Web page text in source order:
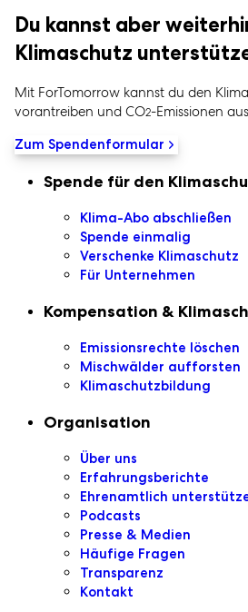
Du kannst aber
Klimaschutz
Mit ForTomorrow kannst du den
vorantreiben und CO2-Emissionen
Zum Spendenformular
Sekundaire Navigation
Spende für den
Klima-Abo abschließen
Spende einmalig
Verschenke Klimaschutz
Für Unternehmen
Kompensation &
Emissionsrechte löschen
Mischwälder aufforsten
Klimaschutzbildung
Organisation
Über uns
Erfahrungsberichte
Ehrenamtlich
Podcasts
Presse & Medien
Häufige Fragen
Transparenz
Kontakt